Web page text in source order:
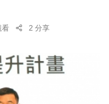
看 2 分享